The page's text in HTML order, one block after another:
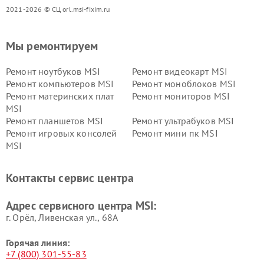
2021-2026 © СЦ orl.msi-fixim.ru
Мы ремонтируем
Ремонт ноутбуков MSI
Ремонт видеокарт MSI
Ремонт компьютеров MSI
Ремонт моноблоков MSI
Ремонт материнских плат
MSI
Ремонт мониторов MSI
Ремонт планшетов MSI
Ремонт ультрабуков MSI
Ремонт игровых консолей
MSI
Ремонт мини пк MSI
Контакты сервис центра
Адрес сервисного центра MSI:
г. Орёл, Ливенская ул., 68А
Горячая линия:
+7 (800) 301-55-83